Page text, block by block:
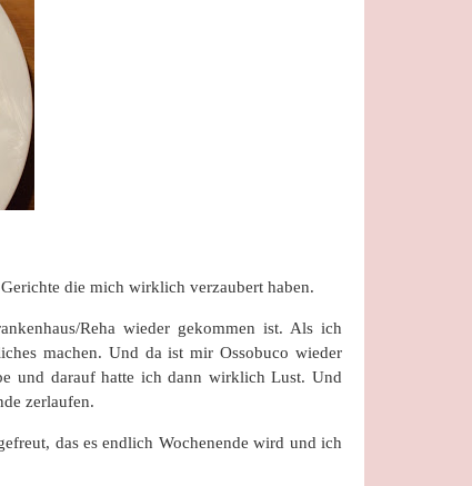
die mich wirklich verzaubert haben.
Reha wieder gekommen ist. Als ich
machen. Und da ist mir Ossobuco wieder
und darauf hatte ich dann wirklich Lust. Und
zerlaufen.
das es endlich Wochenende wird und ich